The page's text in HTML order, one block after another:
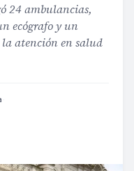
24 ambulancias,
ecógrafo y un
atención en salud
·